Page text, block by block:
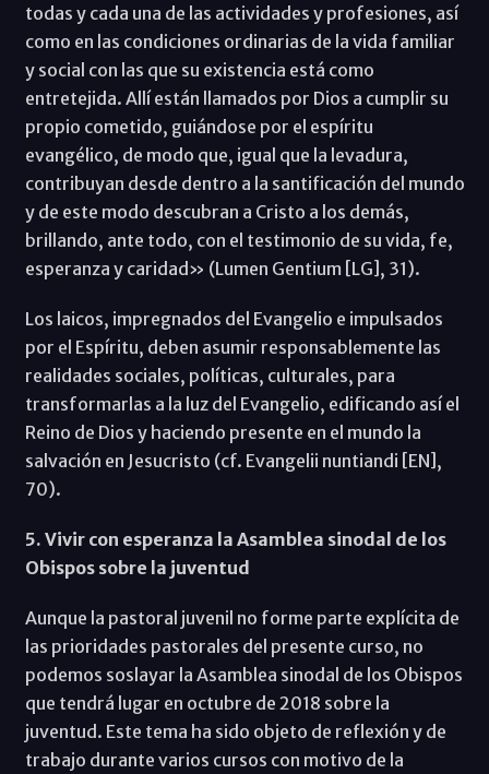
todas y cada una de las actividades y profesiones, así
como en las condiciones ordinarias de la vida familiar
y social con las que su existencia está como
entretejida. Allí están llamados por Dios a cumplir su
propio cometido, guiándose por el espíritu
evangélico, de modo que, igual que la levadura,
contribuyan desde dentro a la santificación del mundo
y de este modo descubran a Cristo a los demás,
brillando, ante todo, con el testimonio de su vida, fe,
esperanza y caridad» (Lumen Gentium [LG], 31).
Los laicos, impregnados del Evangelio e impulsados
por el Espíritu, deben asumir responsablemente las
realidades sociales, políticas, culturales, para
transformarlas a la luz del Evangelio, edificando así el
Reino de Dios y haciendo presente en el mundo la
salvación en Jesucristo (cf. Evangelii nuntiandi [EN],
70).
5. Vivir con esperanza la Asamblea sinodal de los
Obispos sobre la juventud
Aunque la pastoral juvenil no forme parte explícita de
las prioridades pastorales del presente curso, no
podemos soslayar la Asamblea sinodal de los Obispos
que tendrá lugar en octubre de 2018 sobre la
juventud. Este tema ha sido objeto de reflexión y de
trabajo durante varios cursos con motivo de la